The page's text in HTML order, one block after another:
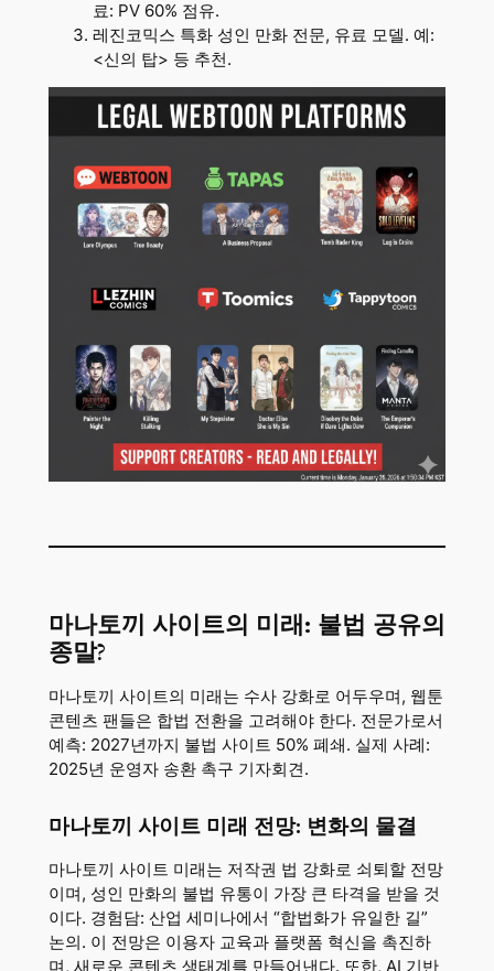
료: PV 60% 점유.
레진코믹스 특화 성인 만화 전문, 유료 모델. 예:
<신의 탑> 등 추천.
마나토끼 사이트의 미래: 불법 공유의
종말?
마나토끼 사이트의 미래는 수사 강화로 어두우며, 웹툰
콘텐츠 팬들은 합법 전환을 고려해야 한다. 전문가로서
예측: 2027년까지 불법 사이트 50% 폐쇄. 실제 사례:
2025년 운영자 송환 촉구 기자회견.
마나토끼 사이트 미래 전망: 변화의 물결
마나토끼 사이트 미래는 저작권 법 강화로 쇠퇴할 전망
이며, 성인 만화의 불법 유통이 가장 큰 타격을 받을 것
이다. 경험담: 산업 세미나에서 “합법화가 유일한 길”
논의. 이 전망은 이용자 교육과 플랫폼 혁신을 촉진하
며, 새로운 콘텐츠 생태계를 만들어낸다. 또한, AI 기반